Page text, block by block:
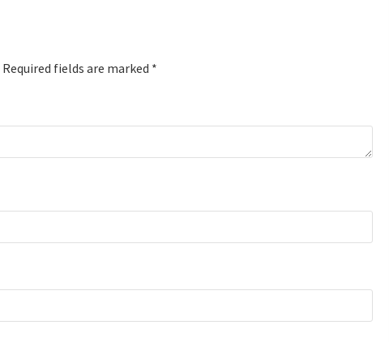
Required fields are marked *